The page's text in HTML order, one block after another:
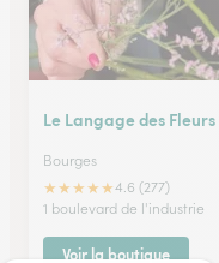
Le Langage des Fleurs
Bourges
★★★★★4.6 (277)
1 boulevard de l'industrie
Voir la boutique